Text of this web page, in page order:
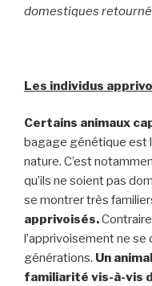
domestiques
Les individus
Certains animaux
bagage génétique est
nature. C’est
qu’ils ne soient pas
se montrer très
apprivoisés.
l’apprivoisement ne se
générations. Un
familiarité vis-à-vis